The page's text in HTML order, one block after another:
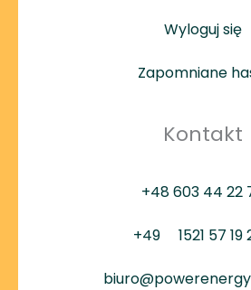
Wyloguj się
Zapomniane
Kontakt
+48 603 44 22
+49 1521 57 19